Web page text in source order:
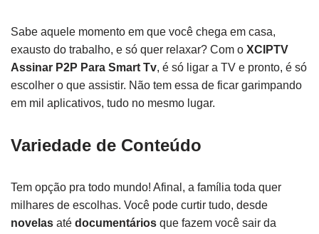
Sabe aquele momento em que você chega em casa,
exausto do trabalho, e só quer relaxar? Com o XCIPTV
Assinar P2P Para Smart Tv, é só ligar a TV e pronto, é só
escolher o que assistir. Não tem essa de ficar garimpando
em mil aplicativos, tudo no mesmo lugar.
Variedade de Conteúdo
Tem opção pra todo mundo! Afinal, a família toda quer
milhares de escolhas. Você pode curtir tudo, desde
novelas até documentários que fazem você sair da